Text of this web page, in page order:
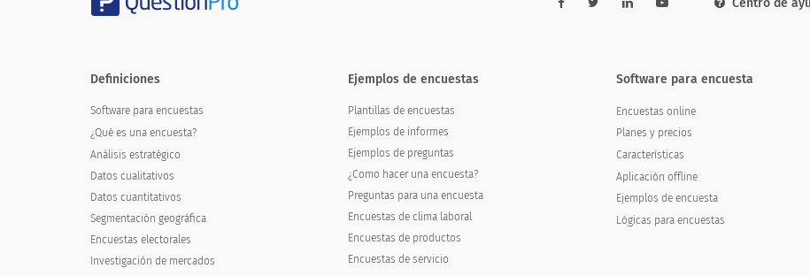
Definiciones
Software para encuestas
¿Qué es una encuesta?
Análisis estratégico
Datos cualitativos
Datos cuantitativos
Segmentación geográfica
Encuestas electorales
Investigación de mercados
Ejemplos de encuestas
Plantillas de encuestas
Ejemplos de informes
Ejemplos de preguntas
¿Como hacer una encuesta?
Preguntas para una encuesta
Encuestas de clima laboral
Encuestas de productos
Encuestas de servicio
Software para encuesta
Encuestas online
Planes y precios
Características
Aplicación offline
Ejemplos de encuesta
Lógicas para encuestas